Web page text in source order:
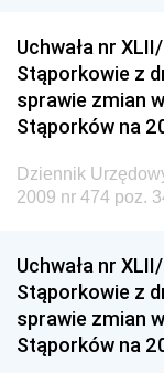
Dziennik
Narodowego i
Dziennik
Dziennik
Dziennik
Narodowego i
Dziennik
Społecznej
Uchwała nr
Stąporkowie z
sprawie zmian
Stąporków na
Dziennik
2009 nr 474 poz.
Uchwała nr
Stąporkowie z
sprawie zmian
Stąporków na